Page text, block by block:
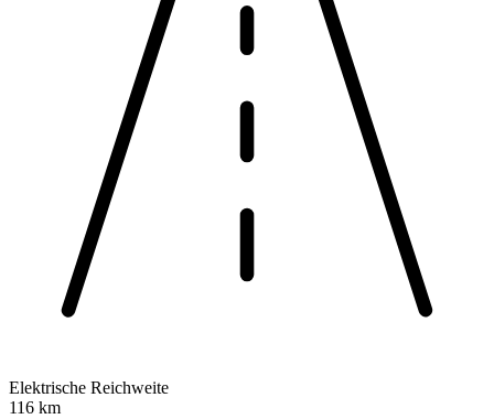
Elektrische Reichweite
116 km